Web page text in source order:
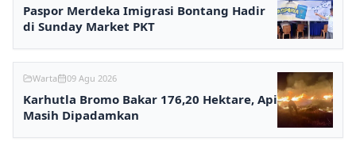
Paspor Merdeka Imigrasi Bontang Hadir
di Sunday Market PKT
Warta 09 Agu 2026
Karhutla Bromo Bakar 176,20 Hektare, Api
Masih Dipadamkan